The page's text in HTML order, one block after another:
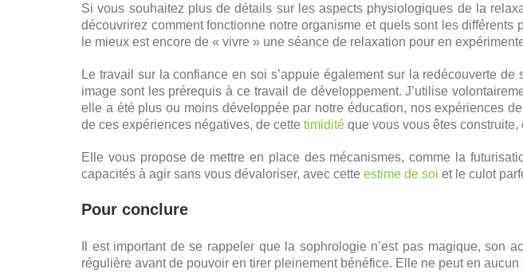
Si vous souhaitez plus de détails sur les aspects physiologiques de la
découvrirez comment fonctionne notre organisme et quels sont les
le mieux est encore de « vivre » une séance de relaxation pour en
Le travail sur la confiance en soi s’appuie également sur la redécouverte
image sont les prérequis à ce travail de développement. J’utilise
elle a été plus ou moins développée par notre éducation, nos expériences
de ces expériences négatives, de cette timidité que vous vous êtes
Elle vous propose de mettre en place des mécanismes, comme la
capacités à agir sans vous dévaloriser, avec cette estime de soi et le culot
Pour conclure
Il est important de se rappeler que la sophrologie n’est pas magique, son
régulière avant de pouvoir en tirer pleinement bénéfice. Elle ne peut en